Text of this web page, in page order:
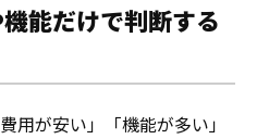
能だけで判断する
用が安い」「機能が多い」